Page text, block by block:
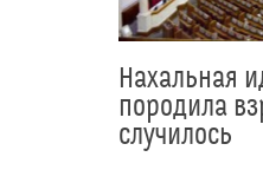
Нахальная
породила
случилось